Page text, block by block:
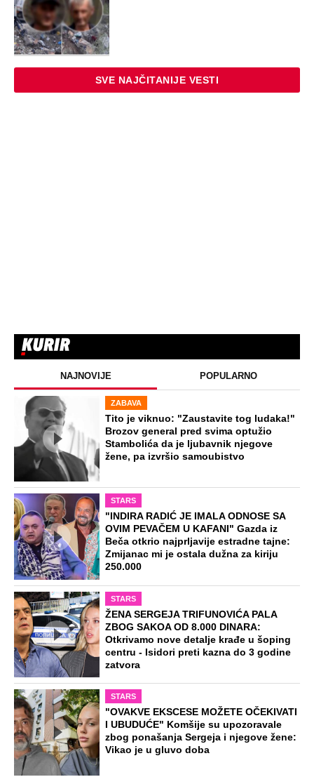
SVE NAJČITANIJE VESTI
NAJNOVIJE POPULARNO
ZABAVA
Tito je viknuo: "Zaustavite tog ludaka!"
Brozov general pred svima optužio
Stambolića da je ljubavnik njegove
žene, pa izvršio samoubistvo
STARS
"INDIRA RADIĆ JE IMALA ODNOSE SA
OVIM PEVAČEM U KAFANI" Gazda iz
Beča otkrio najprljavije estradne tajne:
Zmijanac mi je ostala dužna za kiriju
250.000
STARS
ŽENA SERGEJA TRIFUNOVIĆA PALA
ZBOG SAKOA OD 8.000 DINARA:
Otkrivamo nove detalje krađe u šoping
centru - Isidori preti kazna do 3 godine
zatvora
STARS
"OVAKVE EKSCESE MOŽETE OČEKIVATI
I UBUDUĆE" Komšije su upozoravale
zbog ponašanja Sergeja i njegove žene:
Vikao je u gluvo doba